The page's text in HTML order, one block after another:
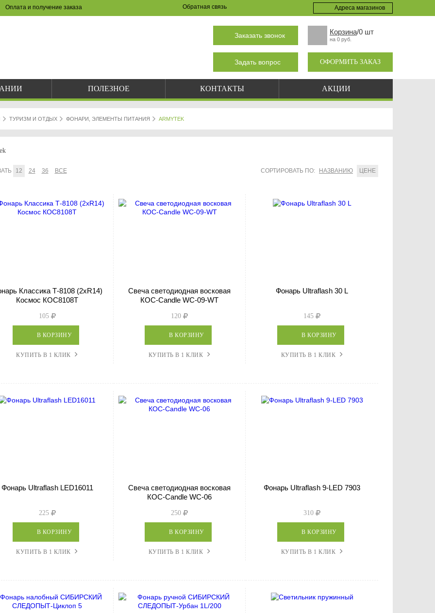
Оплата и получение заказа Обратная связь Адреса магазинов
Заказать звонок Корзина/0 шт
на 0 руб.
Задать вопрос ОФОРМИТЬ ЗАКАЗ
ПОЛЕЗНОЕ КОНТАКТЫ АКЦИИ
ТУРИЗМ И ОТДЫХ ФОНАРИ, ЭЛЕМЕНТЫ ПИТАНИЯ ARMYTEK
12 24 36 ВСЕ СОРТИРОВАТЬ ПО: НАЗВАНИЮ ЦЕНЕ
Классика Т-8108 (2хR14)
Космос КОС8108Т
105
В КОРЗИНУ
КУПИТЬ В 1 КЛИК
Свеча светодиодная восковая
КОС-Candle WC-09-WT
120
В КОРЗИНУ
КУПИТЬ В 1 КЛИК
Фонарь Ultraflash 30 L
145
В КОРЗИНУ
КУПИТЬ В 1 КЛИК
Фонарь Ultraflash LED16011
225
В КОРЗИНУ
КУПИТЬ В 1 КЛИК
Свеча светодиодная восковая
КОС-Candle WC-06
250
В КОРЗИНУ
КУПИТЬ В 1 КЛИК
Фонарь Ultraflash 9-LED 7903
310
В КОРЗИНУ
КУПИТЬ В 1 КЛИК